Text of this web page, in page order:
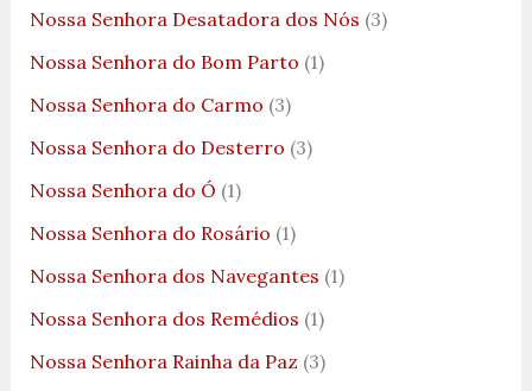
Nossa Senhora Desatadora dos Nós (3)
Nossa Senhora do Bom Parto (1)
Nossa Senhora do Carmo (3)
Nossa Senhora do Desterro (3)
Nossa Senhora do Ó (1)
Nossa Senhora do Rosário (1)
Nossa Senhora dos Navegantes (1)
Nossa Senhora dos Remédios (1)
Nossa Senhora Rainha da Paz (3)